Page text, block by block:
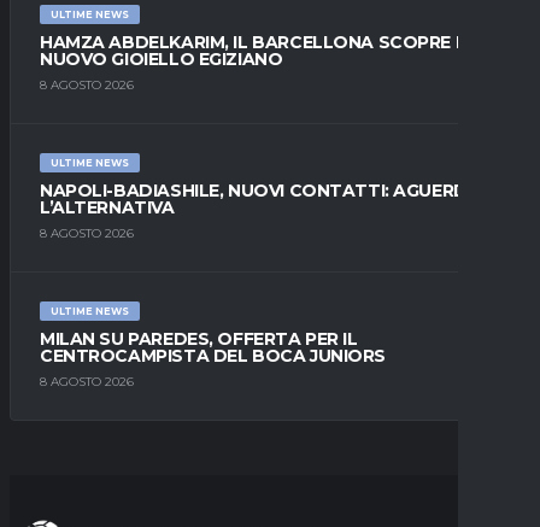
ULTIME NEWS
HAMZA ABDELKARIM, IL BARCELLONA SCOPRE IL
NUOVO GIOIELLO EGIZIANO
8 AGOSTO 2026
ULTIME NEWS
NAPOLI-BADIASHILE, NUOVI CONTATTI: AGUERD È
L’ALTERNATIVA
8 AGOSTO 2026
ULTIME NEWS
MILAN SU PAREDES, OFFERTA PER IL
CENTROCAMPISTA DEL BOCA JUNIORS
8 AGOSTO 2026